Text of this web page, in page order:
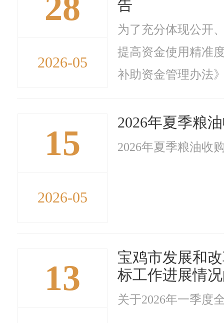
2026-05
告
为了充分体现公开
提高资金使用精准
补助资金管理办法
15
2026-05
2026年夏季粮
2026年夏季粮油收
13
宝鸡市发展和
标工作进展情
关于2026年一季度